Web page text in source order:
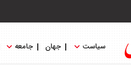
سیاست جهان جامعه
قیمت نفت امروز دوشنبه ۲۰ مرداد ۱۴۰۵ / نفت افزایشی شد + جدول